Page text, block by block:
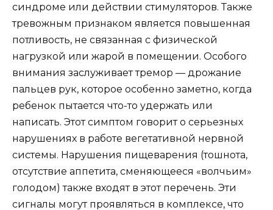
синдроме или действии стимуляторов. Также
тревожным признаком является повышенная
потливость, не связанная с физической
нагрузкой или жарой в помещении. Особого
внимания заслуживает тремор — дрожание
пальцев рук, которое особенно заметно, когда
ребенок пытается что-то удержать или
написать. Этот симптом говорит о серьезных
нарушениях в работе вегетативной нервной
системы. Нарушения пищеварения (тошнота,
отсутствие аппетита, сменяющееся «волчьим»
голодом) также входят в этот перечень. Эти
сигналы могут проявляться в комплексе, что